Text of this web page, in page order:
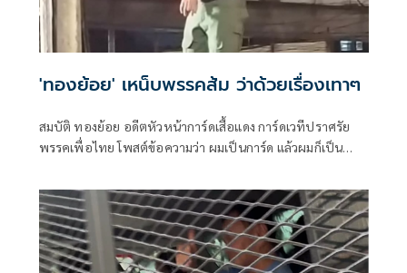
'ทองย้อย' เหน็บพรรคส้ม ว่าด้วยเรื่องเทาๆ
สมบัติ ทองย้อย อดีตหัวหน้าการ์ดเสื้อแดง การ์ดเวทีปราศรัย
พรรคเพื่อไทย โพสต์ข้อความว่า ผมเป็นการ์ด แล้วผมก็เป็น